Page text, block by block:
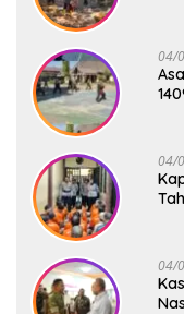
04/
04/
04/